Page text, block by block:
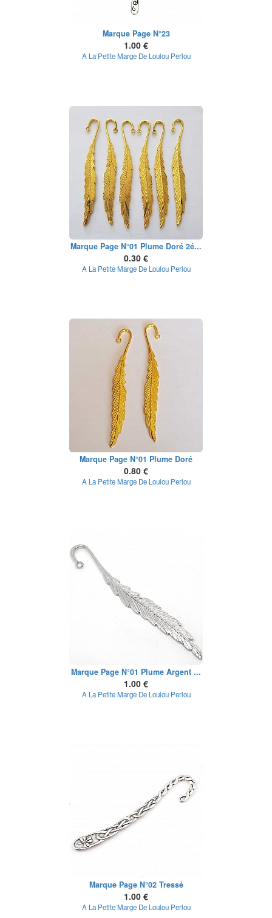
Marque Page N°23
1.00 €
A La Petite Marge De Loulou Perlou
Marque Page N°01 Plume Doré 2é...
0.30 €
A La Petite Marge De Loulou Perlou
Marque Page N°01 Plume Doré
0.80 €
A La Petite Marge De Loulou Perlou
Marque Page N°01 Plume Argent ...
1.00 €
A La Petite Marge De Loulou Perlou
Marque Page N°02 Tressé
1.00 €
A La Petite Marge De Loulou Perlou